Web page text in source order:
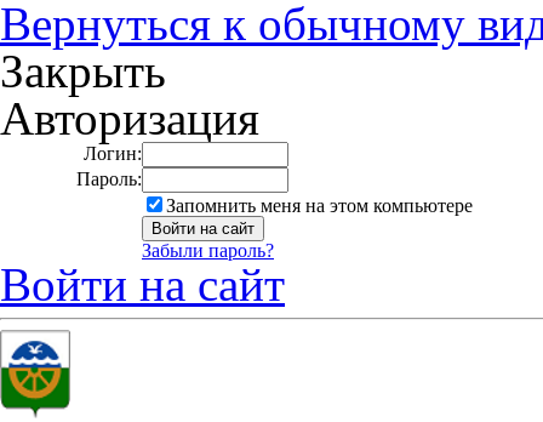
Вернуться к обычному
Закрыть
Авторизация
Логин:
Пароль:
Запомнить меня на этом компьютере
Забыли пароль?
Войти на сайт